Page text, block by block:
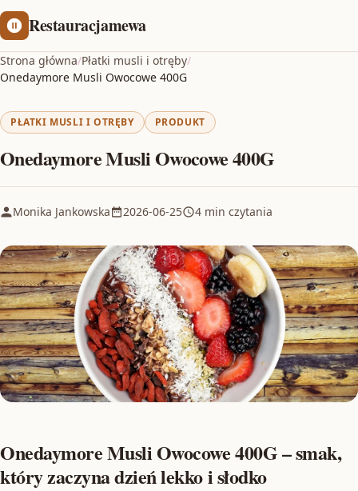
Restauracjamewa
Strona główna/Płatki musli i otręby/
Onedaymore Musli Owocowe 400G
PŁATKI MUSLI I OTRĘBY PRODUKT
Onedaymore Musli Owocowe 400G
Monika Jankowska 2026-06-25 4 min czytania
Onedaymore Musli Owocowe 400G – smak,
który zaczyna dzień lekko i słodko